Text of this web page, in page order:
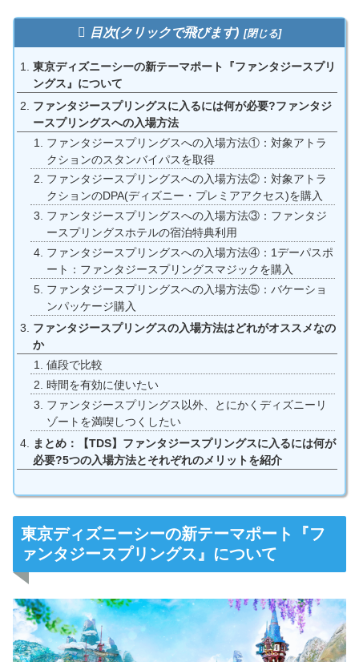
目次(クリックで飛びます)
東京ディズニーシーの新テーマポート『ファンタジースプリ
ングス』について
ファンタジースプリングスに入るには何が必要?ファンタジ
ースプリングスへの入場方法
ファンタジースプリングスへの入場方法①：対象アトラ
クションのスタンバイパスを取得
ファンタジースプリングスへの入場方法②：対象アトラ
クションのDPA(ディズニー・プレミアアクセス)を購入
ファンタジースプリングスへの入場方法③：ファンタジ
ースプリングスホテルの宿泊特典利用
ファンタジースプリングスへの入場方法④：1デーパスポ
ート：ファンタジースプリングスマジックを購入
ファンタジースプリングスへの入場方法⑤：バケーショ
ンパッケージ購入
ファンタジースプリングスの入場方法はどれがオススメなの
か
値段で比較
時間を有効に使いたい
ファンタジースプリングス以外、とにかくディズニーリ
ゾートを満喫しつくしたい
まとめ：【TDS】ファンタジースプリングスに入るには何が
必要?5つの入場方法とそれぞれのメリットを紹介
東京ディズニーシーの新テーマポート『フ
ァンタジースプリングス』について